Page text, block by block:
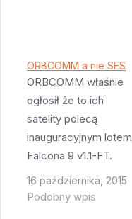
ORBCOMM a nie SES
ORBCOMM właśnie
ogłosił że to ich
satelity polecą
inauguracyjnym lotem
Falcona 9 v1.1-FT.
Termin - za sześć do
ośmiu tygodni. Poleci
16 października, 2015
Podobny wpis